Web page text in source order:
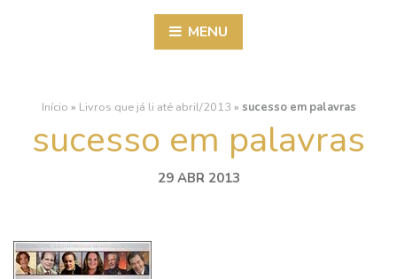
MENU
Início » Livros que já li até abril/2013 » sucesso em palavras
sucesso em palavras
29 ABR 2013